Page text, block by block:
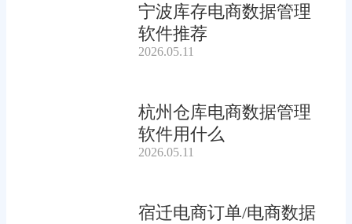
宁波库存电商数据管理
软件推荐
2026.05.11
杭州仓库电商数据管理
软件用什么
2026.05.11
宿迁电商订单/电商数据